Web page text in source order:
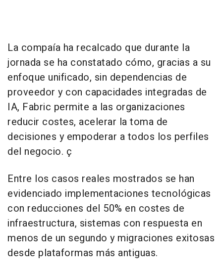
La compaía ha recalcado que durante la
jornada se ha constatado cómo, gracias a su
enfoque unificado, sin dependencias de
proveedor y con capacidades integradas de
IA, Fabric permite a las organizaciones
reducir costes, acelerar la toma de
decisiones y empoderar a todos los perfiles
del negocio. ç
Entre los casos reales mostrados se han
evidenciado implementaciones tecnológicas
con reducciones del 50% en costes de
infraestructura, sistemas con respuesta en
menos de un segundo y migraciones exitosas
desde plataformas más antiguas.